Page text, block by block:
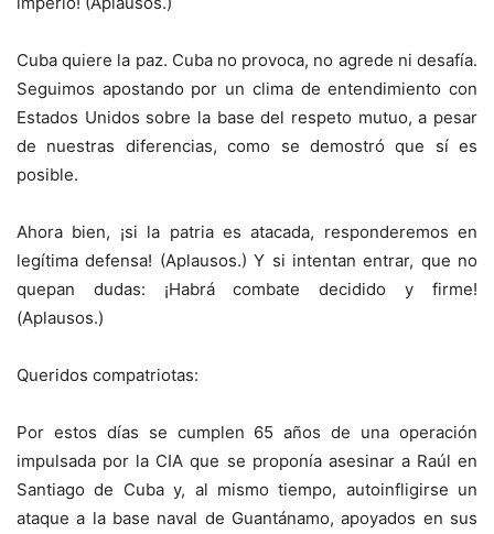
Cuba quiere la paz. Cuba no provoca, no agrede ni desafía.
Seguimos apostando por un clima de entendimiento con
Estados Unidos sobre la base del respeto mutuo, a pesar
de nuestras diferencias, como se demostró que sí es
posible.
Ahora bien, ¡si la patria es atacada, responderemos en
legítima defensa! (Aplausos.) Y si intentan entrar, que no
quepan dudas: ¡Habrá combate decidido y firme!
(Aplausos.)
Queridos compatriotas:
Por estos días se cumplen 65 años de una operación
impulsada por la CIA que se proponía asesinar a Raúl en
Santiago de Cuba y, al mismo tiempo, autoinfligirse un
ataque a la base naval de Guantánamo, apoyados en sus